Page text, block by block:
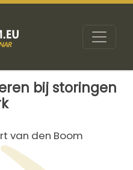
bij storingen
van den Boom